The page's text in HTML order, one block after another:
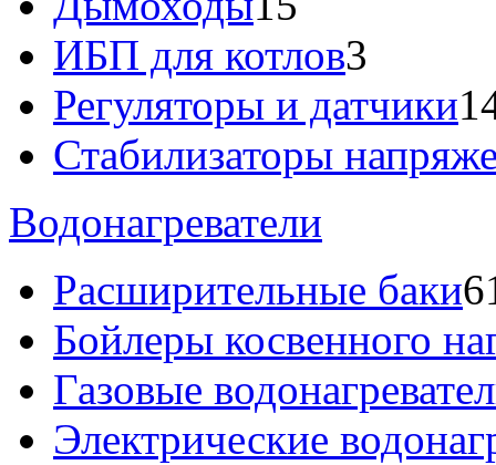
ИБП для котлов3
Регуляторы и датчики
Стабилизаторы
Водонагреватели
Расширительные баки
Бойлеры косвенного
Газовые
Электрические